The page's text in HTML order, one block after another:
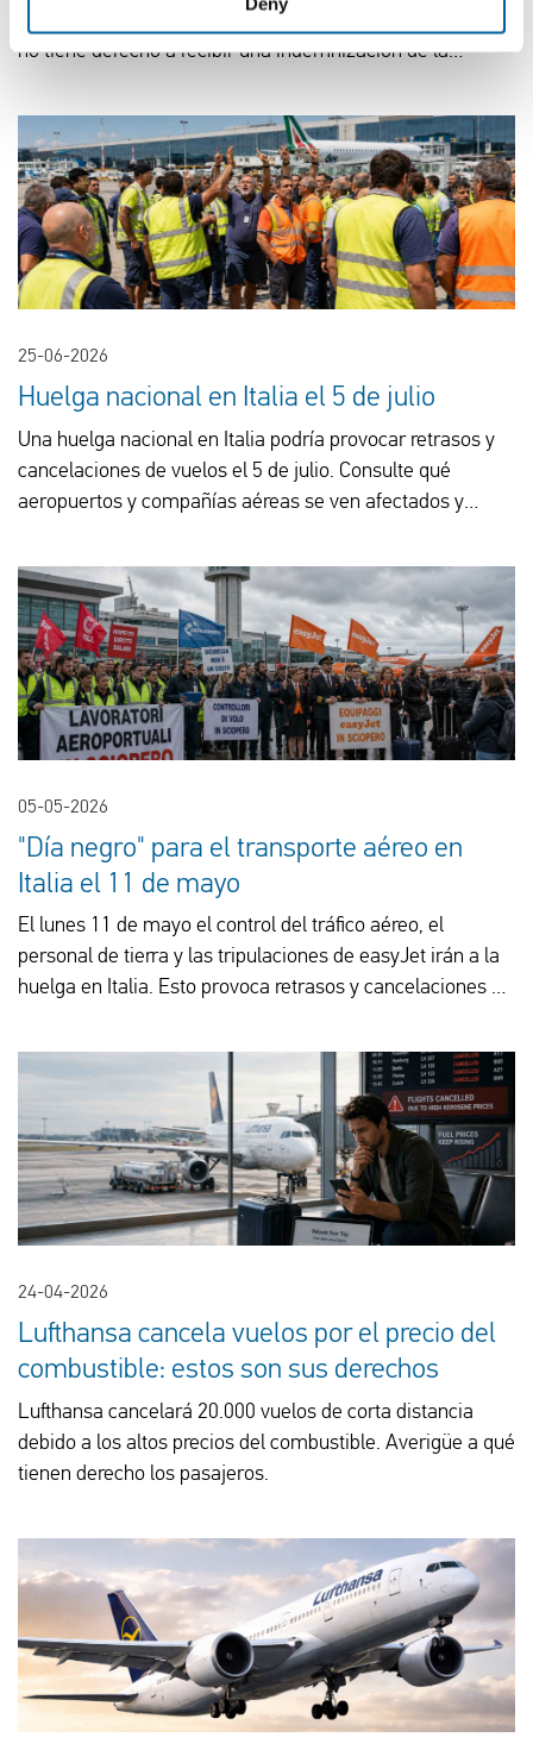
control fronterizo o al nuevo sistema EES? Por lo general,
no tiene derecho a recibir una indemnización de la
25-06-2026
Huelga nacional en Italia el 5 de julio
Una huelga nacional en Italia podría provocar retrasos y
cancelaciones de vuelos el 5 de julio. Consulte qué
aeropuertos y compañías aéreas se ven afectados y
05-05-2026
"Día negro" para el transporte aéreo en
Italia el 11 de mayo
El lunes 11 de mayo el control del tráfico aéreo, el
personal de tierra y las tripulaciones de easyJet irán a la
huelga en Italia. Esto provoca retrasos y cancelaciones en
24-04-2026
Lufthansa cancela vuelos por el precio del
combustible: estos son sus derechos
Lufthansa cancelará 20.000 vuelos de corta distancia
debido a los altos precios del combustible. Averigüe a qué
tienen derecho los pasajeros.